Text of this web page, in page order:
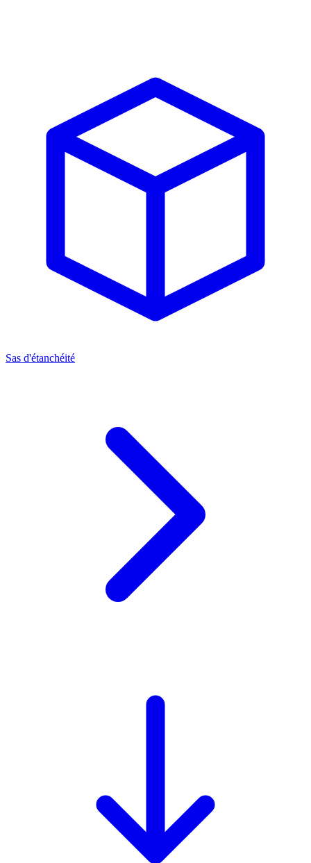
Sas d'étanchéité